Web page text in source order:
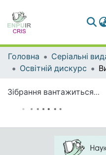
Головна
Освітній дискурс
Зібрання вантажиться...